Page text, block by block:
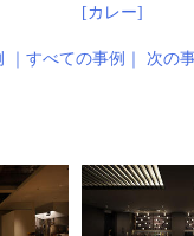
[カレー]
すべての事例 次の